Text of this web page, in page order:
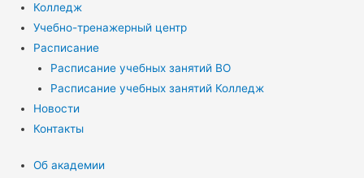
Колледж
Учебно-тренажерный центр
Расписание
Расписание учебных занятий ВО
Расписание учебных занятий Колледж
Новости
Контакты
Об академии